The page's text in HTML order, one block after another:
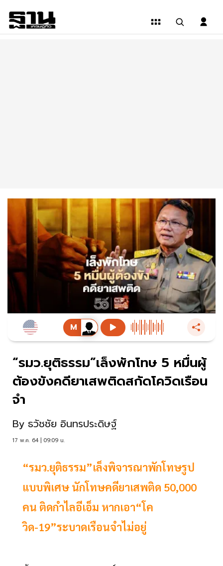
“รมว.ยุติธรรม”เล็งพักโทษ 5 หมื่นผู้
ต้องขังคดียาเสพติดสกัดโควิดเรือน
จำ
By ธวัชชัย อินทรประดิษฐ์
17 พ.ค. 64 | 09:09 น.
“รมว.ยุติธรรม”เล็งพิจารณาพักโทษรูป
แบบพิเศษ นักโทษคดียาเสพติด 50,000
คน ติดกำไลอีเอ็ม หากเอา“โค
วิด-19”ระบาดเรือนจำไม่อยู่